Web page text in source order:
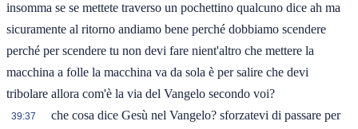
insomma se se mettete traverso un pochettino qualcuno dice ah ma
sicuramente al ritorno andiamo bene perché dobbiamo scendere
perché per scendere tu non devi fare nient'altro che mettere la
macchina a folle la macchina va da sola è per salire che devi
tribolare allora com'è la via del Vangelo secondo voi?
39:37
che cosa dice Gesù nel Vangelo? sforzatevi di passare per